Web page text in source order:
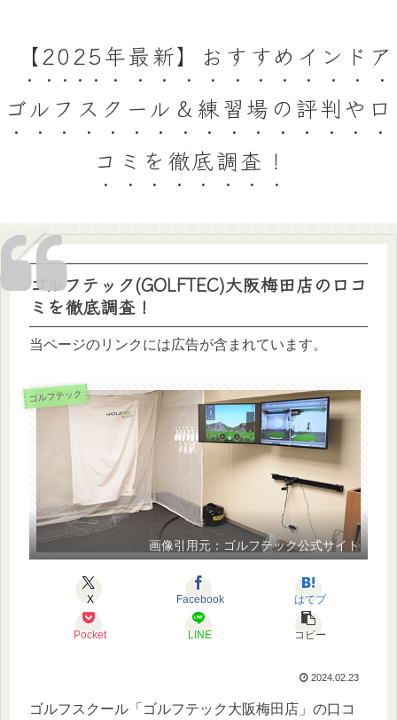
【2025年最新】おすすめインドア
ゴルフスクール＆練習場の評判や口
コミを徹底調査！
ゴルフテック(GOLFTEC)大阪梅田店の口コ
ミを徹底調査！
当ページのリンクには広告が含まれています。
ゴルフテック
画像引用元：ゴルフテック公式サイト
X Facebook はてブ
Pocket LINE コピー
2024.02.23
ゴルフスクール「ゴルフテック大阪梅田店」の口コ